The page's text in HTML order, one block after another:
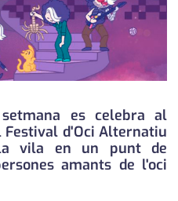
serveis
es celebra al
d'Oci Alternatiu
la vila en un punt de
amants de l'oci